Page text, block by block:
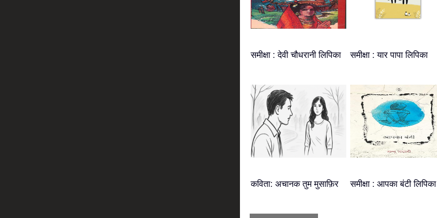
समीक्षा : देवी चौधरानी लिपिका समीक्षा : यार पापा लिपिका
कविता: अचानक तुम मुसाफ़िर समीक्षा : आपका बंटी लिपिका